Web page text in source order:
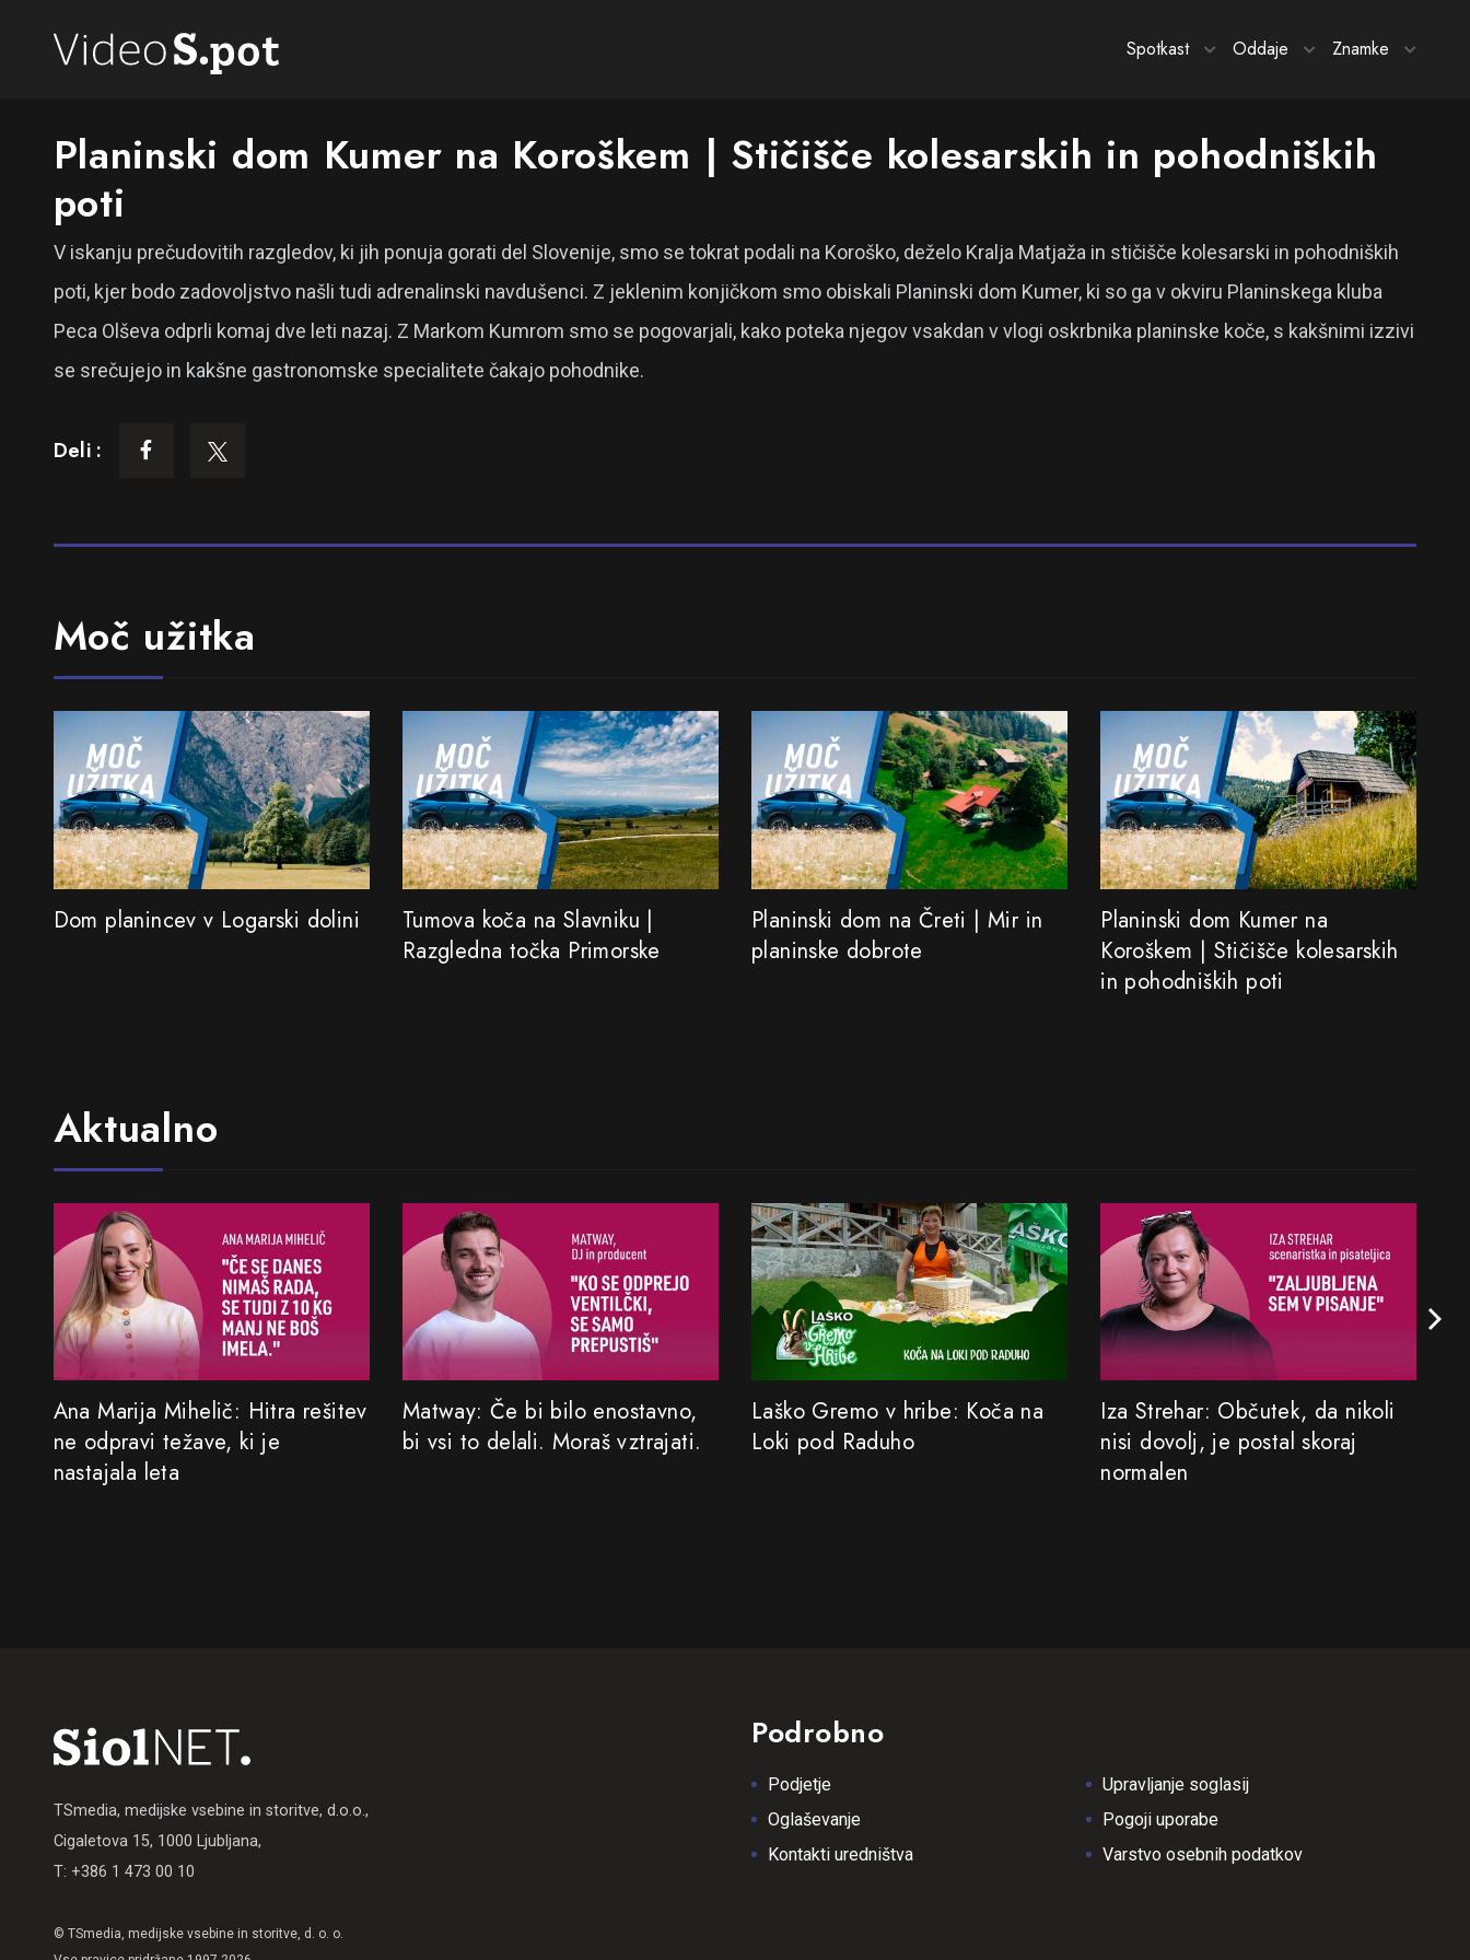
Spotkast Oddaje Znamke
Planinski dom Kumer na Koroškem | Stičišče kolesarskih in pohodniških
poti
V iskanju prečudovitih razgledov, ki jih ponuja gorati del Slovenije, smo se tokrat podali na Koroško, deželo Kralja Matjaža in stičišče kolesarski in pohodniških
poti, kjer bodo zadovoljstvo našli tudi adrenalinski navdušenci. Z jeklenim konjičkom smo obiskali Planinski dom Kumer, ki so ga v okviru Planinskega kluba
Peca Olševa odprli komaj dve leti nazaj. Z Markom Kumrom smo se pogovarjali, kako poteka njegov vsakdan v vlogi oskrbnika planinske koče, s kakšnimi izzivi
se srečujejo in kakšne gastronomske specialitete čakajo pohodnike.
Deli :
Moč užitka
Dom planincev v Logarski dolini
Tumova koča na Slavniku |
Razgledna točka Primorske
Planinski dom na Čreti | Mir in
planinske dobrote
Planinski dom Kumer na
Koroškem | Stičišče kolesarskih
in pohodniških poti
Aktualno
Ana Marija Mihelič: Hitra rešitev
ne odpravi težave, ki je
nastajala leta
Matway: Če bi bilo enostavno,
bi vsi to delali. Moraš vztrajati.
Laško Gremo v hribe: Koča na
Loki pod Raduho
Iza Strehar: Občutek, da nikoli
nisi dovolj, je postal skoraj
normalen
TSmedia, medijske vsebine in storitve, d.o.o.,
Cigaletova 15, 1000 Ljubljana,
T: +386 1 473 00 10
© TSmedia, medijske vsebine in storitve, d. o. o.
Podrobno
Podjetje
Upravljanje soglasij
Oglaševanje
Pogoji uporabe
Kontakti uredništva
Varstvo osebnih podatkov